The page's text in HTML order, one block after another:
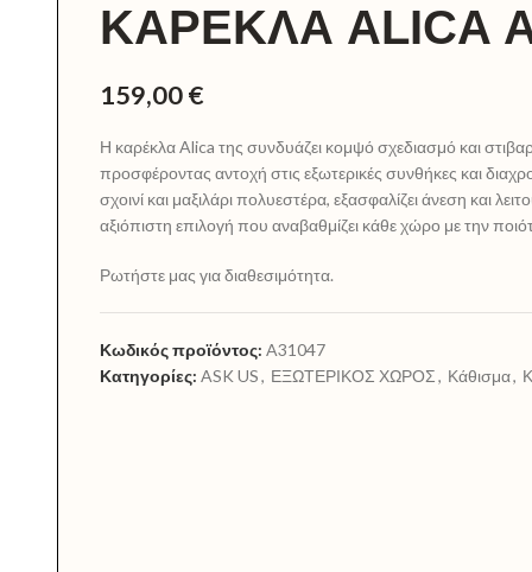
ΚΑΡΈΚΛΑ ALICA
159,00€
Η καρέκλα Alica της συνδυάζει κομψό σχεδιασμό και
προσφέροντας αντοχή στις εξωτερικές συνθήκες και
σχοινί και μαξιλάρι πολυεστέρα, εξασφαλίζει άνεση και
αξιόπιστη επιλογή που αναβαθμίζει κάθε χώρο με την
Ρωτήστε μας για διαθεσιμότητα.
Κωδικός προϊόντος: A31047
Κατηγορίες: ASK US, ΕΞΩΤΕΡΙΚΟΣ ΧΩΡΟΣ, Κάθισμα,